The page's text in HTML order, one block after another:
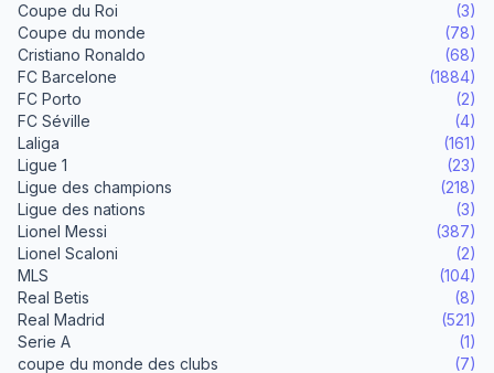
Coupe du Roi
(3)
Coupe du monde
(78)
Cristiano Ronaldo
(68)
FC Barcelone
(1884)
FC Porto
(2)
FC Séville
(4)
Laliga
(161)
Ligue 1
(23)
Ligue des champions
(218)
Ligue des nations
(3)
Lionel Messi
(387)
Lionel Scaloni
(2)
MLS
(104)
Real Betis
(8)
Real Madrid
(521)
Serie A
(1)
coupe du monde des clubs
(7)